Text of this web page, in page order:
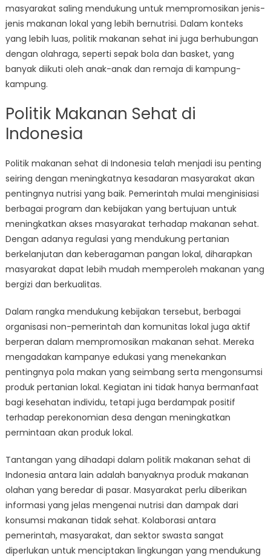
masyarakat saling mendukung untuk mempromosikan jenis-
jenis makanan lokal yang lebih bernutrisi. Dalam konteks
yang lebih luas, politik makanan sehat ini juga berhubungan
dengan olahraga, seperti sepak bola dan basket, yang
banyak diikuti oleh anak-anak dan remaja di kampung-
kampung.
Politik Makanan Sehat di
Indonesia
Politik makanan sehat di Indonesia telah menjadi isu penting
seiring dengan meningkatnya kesadaran masyarakat akan
pentingnya nutrisi yang baik. Pemerintah mulai menginisiasi
berbagai program dan kebijakan yang bertujuan untuk
meningkatkan akses masyarakat terhadap makanan sehat.
Dengan adanya regulasi yang mendukung pertanian
berkelanjutan dan keberagaman pangan lokal, diharapkan
masyarakat dapat lebih mudah memperoleh makanan yang
bergizi dan berkualitas.
Dalam rangka mendukung kebijakan tersebut, berbagai
organisasi non-pemerintah dan komunitas lokal juga aktif
berperan dalam mempromosikan makanan sehat. Mereka
mengadakan kampanye edukasi yang menekankan
pentingnya pola makan yang seimbang serta mengonsumsi
produk pertanian lokal. Kegiatan ini tidak hanya bermanfaat
bagi kesehatan individu, tetapi juga berdampak positif
terhadap perekonomian desa dengan meningkatkan
permintaan akan produk lokal.
Tantangan yang dihadapi dalam politik makanan sehat di
Indonesia antara lain adalah banyaknya produk makanan
olahan yang beredar di pasar. Masyarakat perlu diberikan
informasi yang jelas mengenai nutrisi dan dampak dari
konsumsi makanan tidak sehat. Kolaborasi antara
pemerintah, masyarakat, dan sektor swasta sangat
diperlukan untuk menciptakan lingkungan yang mendukung